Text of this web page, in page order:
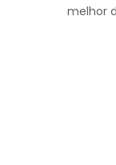
melhor